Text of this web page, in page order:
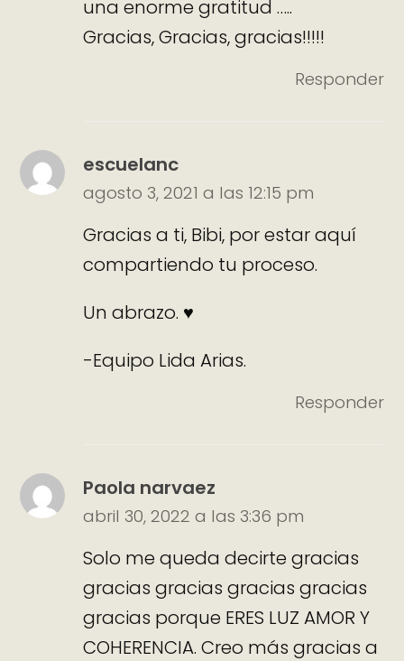
una enorme gratitud …..
Gracias, Gracias, gracias!!!!!
Responder
escuelanc
agosto 3, 2021 a las 12:15 pm
Gracias a ti, Bibi, por estar aquí
compartiendo tu proceso.
Un abrazo. ♥
-Equipo Lida Arias.
Responder
Paola narvaez
abril 30, 2022 a las 3:36 pm
Solo me queda decirte gracias
gracias gracias gracias gracias
gracias porque ERES LUZ AMOR Y
COHERENCIA. Creo más gracias a